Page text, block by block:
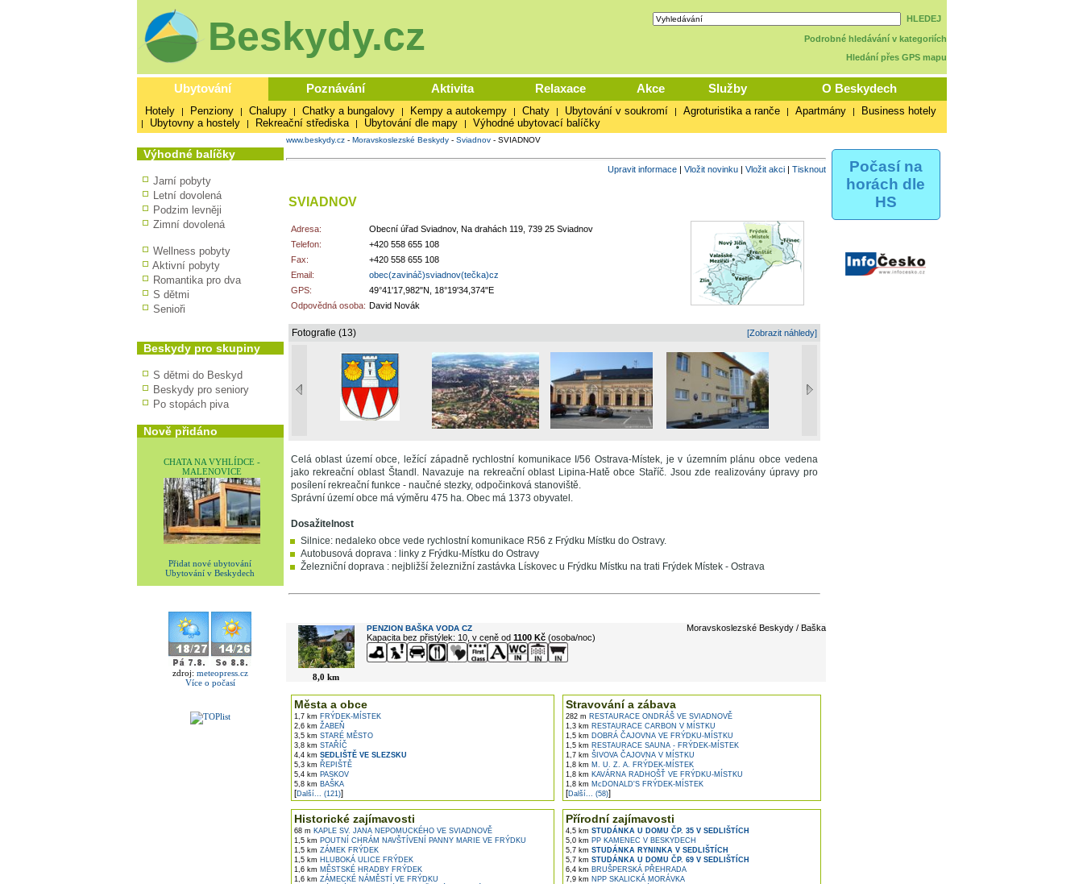
Beskydy.cz HLEDEJ
Podrobné hledávání v kategoriích
Hledání přes GPS mapu
Ubytování Poznávání Aktivita Relaxace Akce Služby O Beskydech
Hotely | Penziony | Chalupy | Chatky a bungalovy | Kempy a autokempy | Chaty | Ubytování v soukromí | Agroturistika a ranče | Apartmány | Business hotely
| Ubytovny a hostely | Rekreační střediska | Ubytování dle mapy | Výhodné ubytovací balíčky
Výhodné balíčky
Jarní pobyty
Letní dovolená
Podzim levněji
Zimní dovolená
Wellness pobyty
Aktivní pobyty
Romantika pro dva
S dětmi
Senioři
Beskydy pro skupiny
S dětmi do Beskyd
Beskydy pro seniory
Po stopách piva
Nově přidáno
CHATA NA VYHLÍDCE -
MALENOVICE
Přidat nové ubytování
Ubytování v Beskydech
zdroj: meteopress.cz
Více o počasí
www.beskydy.cz- Moravskoslezské Beskydy- Sviadnov- SVIADNOV
Upravit informace| Vložit novinku| Vložit akci| Tisknout
SVIADNOV
Adresa:
Obecní úřad Sviadnov, Na drahách 119, 739 25 Sviadnov
Telefon:
+420 558 655 108
Fax:
+420 558 655 108
Email:
obec(zavináč)sviadnov(tečka)cz
GPS:
49°41'17,982"N, 18°19'34,374"E
Odpovědná osoba: David Novák
Fotografie (13) [Zobrazit náhledy]
Celá oblast území obce, ležící západně rychlostní komunikace I/56 Ostrava-Místek, je v územním plánu obce vedena
jako rekreační oblast Štandl. Navazuje na rekreační oblast Lipina-Hatě obce Staříč. Jsou zde realizovány úpravy pro
posílení rekreační funkce - naučné stezky, odpočinková stanoviště.
Správní území obce má výměru 475 ha. Obec má 1373 obyvatel.
Dosažitelnost
Silnice: nedaleko obce vede rychlostní komunikace R56 z Frýdku Místku do Ostravy.
Autobusová doprava : linky z Frýdku-Místku do Ostravy
Železniční doprava : nejbližší železnižní zastávka Lískovec u Frýdku Místku na trati Frýdek Místek - Ostrava
8,0 km
PENZION BAŠKA VODA CZ
Moravskoslezské Beskydy / Baška
Kapacita bez přistýlek: 10, v ceně od 1100 Kč(osoba/noc)
Města a obce
1,7 km FRÝDEK-MÍSTEK
2,6 km ŽABEŇ
3,5 km STARÉ MĚSTO
3,8 km STAŘÍČ
4,4 km SEDLIŠTĚ VE SLEZSKU
5,3 km ŘEPIŠTĚ
5,4 km PASKOV
5,8 km BAŠKA
[Další... (121)]
Stravování a zábava
282 m RESTAURACE ONDRÁŠ VE SVIADNOVĚ
1,3 km RESTAURACE CARBON V MÍSTKU
1,5 km DOBRÁ ČAJOVNA VE FRÝDKU-MÍSTKU
1,5 km RESTAURACE SAUNA - FRÝDEK-MÍSTEK
1,7 km ŠIVOVA ČAJOVNA V MÍSTKU
1,8 km M. U. Z. A. FRÝDEK-MÍSTEK
1,8 km KAVÁRNA RADHOŠŤ VE FRÝDKU-MÍSTKU
1,8 km McDONALD'S FRÝDEK-MÍSTEK
[Další... (58)]
Historické zajímavosti
68 m KAPLE SV. JANA NEPOMUCKÉHO VE SVIADNOVĚ
1,5 km POUTNÍ CHRÁM NAVŠTÍVENÍ PANNY MARIE VE FRÝDKU
1,5 km ZÁMEK FRÝDEK
1,5 km HLUBOKÁ ULICE FRÝDEK
1,6 km MĚSTSKÉ HRADBY FRÝDEK
1,6 km ZÁMECKÉ NÁMĚSTÍ VE FRÝDKU
Přírodní zajímavosti
4,5 km STUDÁNKA U DOMU ČP. 35 V SEDLIŠTÍCH
5,0 km PP KAMENEC V BESKYDECH
5,7 km STUDÁNKA RYNINKA V SEDLIŠTÍCH
5,7 km STUDÁNKA U DOMU ČP. 69 V SEDLIŠTÍCH
6,4 km BRUŠPERSKÁ PŘEHRADA
7,9 km NPP SKALICKÁ MORÁVKA
Počasí na
horách dle
HS